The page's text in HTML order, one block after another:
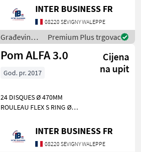
MOTEUR YANMAR 4
CYLINDRES Građevinski
strojevi Minibageri
INTER BUSINESS FR
08220 SEVIGNY WALEPPE
Građevinski
strojevi /
Wacker
Premium Plus trgovac
Pom ALFA 3.0
Cijena
na upit
God. pr. 2017
24 DISQUES Ø 470MM
ROULEAU FLEX S RING Ø
Priprema/ obrada tla
(plugovi, kultivatori,
tanjurače i dr.) Kultivatori
INTER BUSINESS FR
08220 SEVIGNY WALEPPE